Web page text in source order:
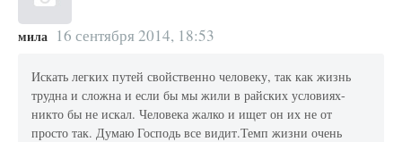
мила 16 сентября 2014, 18:53
Искать легких путей свойственно человеку, так как жизнь
трудна и сложна и если бы мы жили в райских условиях-
никто бы не искал. Человека жалко и ищет он их не от
просто так. Думаю Господь все видит.Темп жизни очень